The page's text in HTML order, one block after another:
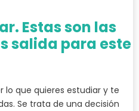
Estas son las
salida para este
lo que quieres estudiar y te
Se trata de una decisión